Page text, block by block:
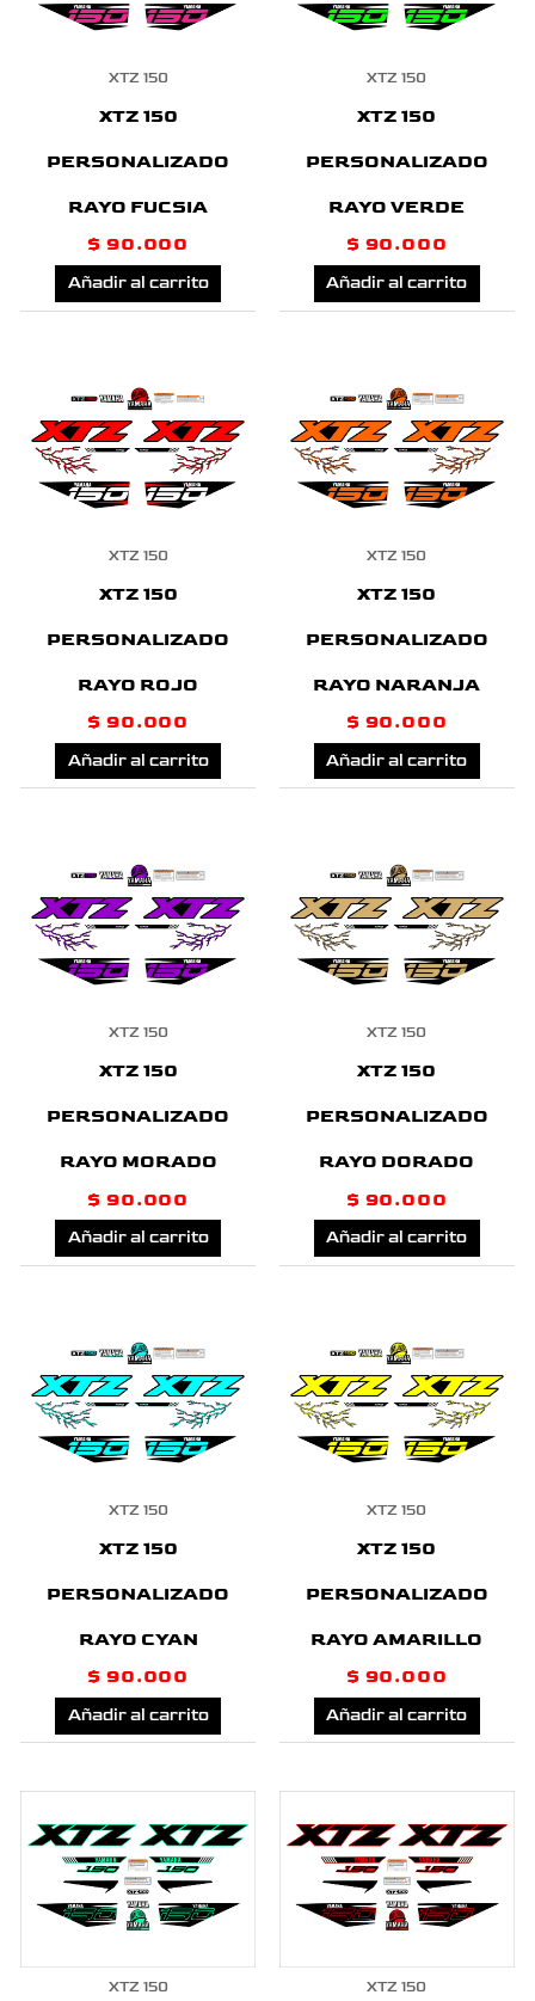
XTZ 150
XTZ 150
PERSONALIZADO
RAYO FUCSIA
$ 90.000
Añadir al carrito
XTZ 150
XTZ 150
PERSONALIZADO
RAYO VERDE
$ 90.000
Añadir al carrito
XTZ 150
XTZ 150
PERSONALIZADO
RAYO ROJO
$ 90.000
Añadir al carrito
XTZ 150
XTZ 150
PERSONALIZADO
RAYO NARANJA
$ 90.000
Añadir al carrito
XTZ 150
XTZ 150
PERSONALIZADO
RAYO MORADO
$ 90.000
Añadir al carrito
XTZ 150
XTZ 150
PERSONALIZADO
RAYO DORADO
$ 90.000
Añadir al carrito
XTZ 150
XTZ 150
PERSONALIZADO
RAYO CYAN
$ 90.000
Añadir al carrito
XTZ 150
XTZ 150
PERSONALIZADO
RAYO AMARILLO
$ 90.000
Añadir al carrito
XTZ 150 XTZ 150